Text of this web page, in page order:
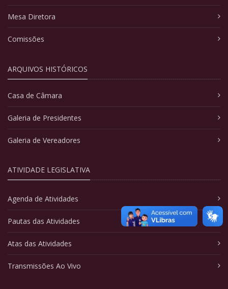
Mesa Diretora
Comissões
ARQUIVOS HISTÓRICOS
Casa de Câmara
Galeria de Presidentes
Galeria de Vereadores
ATIVIDADE LEGISLATIVA
Agenda de Atividades
Pautas das Atividades
Atas das Atividades
Transmissões Ao Vivo